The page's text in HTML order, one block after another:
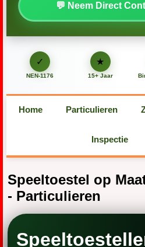
FAQ
💬 Neem Direct
✓
NEN-1176
★
15+ Jaar
Home Particulieren
Inspectie
Speeltoestel op
- Particulieren